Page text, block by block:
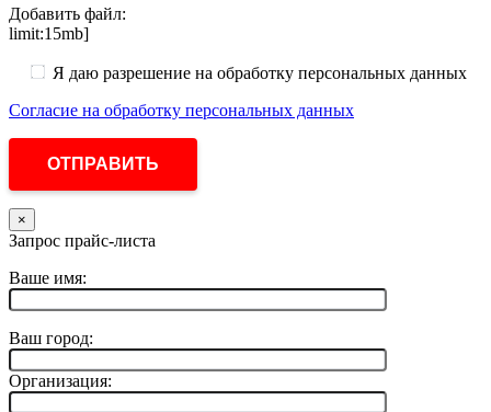
Добавить файл:
limit:15mb]
Я даю разрешение на обработку персональных данных
Согласие на обработку персональных данных
×
Запрос прайс-листа
Ваше имя:
Ваш город:
Организация: